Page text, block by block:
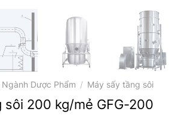
Dược Phẩm / Máy sấy tầng sôi
sôi 200 kg/mẻ GFG-200